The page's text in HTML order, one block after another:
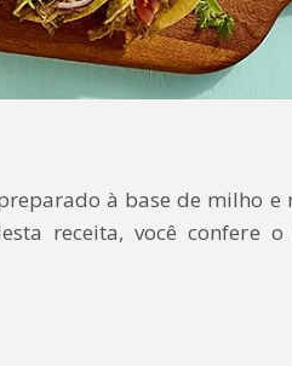
à base de milho e
receita, você confere